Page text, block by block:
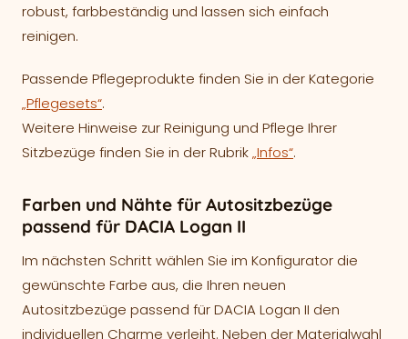
robust, farbbeständig und lassen sich einfach
reinigen.
Passende Pflegeprodukte finden Sie in der Kategorie
„Pflegesets“.
Weitere Hinweise zur Reinigung und Pflege Ihrer
Sitzbezüge finden Sie in der Rubrik„Infos“.
Farben und Nähte für Autositzbezüge
passend für DACIA Logan II
Im nächsten Schritt wählen Sie im Konfigurator die
gewünschte Farbe aus, die Ihren neuen
Autositzbezüge passend für DACIA Logan II den
individuellen Charme verleiht. Neben der Materialwahl